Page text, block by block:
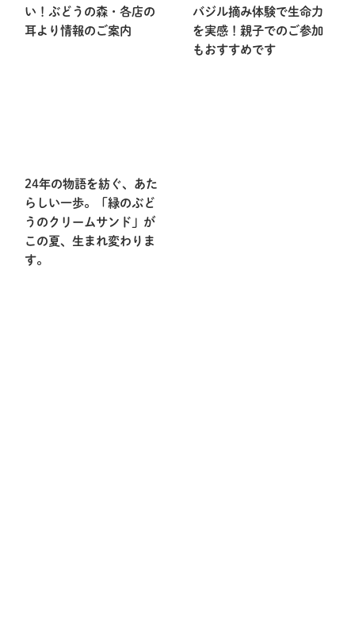
い！ぶどうの森・各店の
耳より情報のご案内
バジル摘み体験で生命力
を実感！親子でのご参加
もおすすめです
24年の物語を紡ぐ、あた
らしい一歩。「緑のぶど
うのクリームサンド」が
この夏、生まれ変わりま
す。